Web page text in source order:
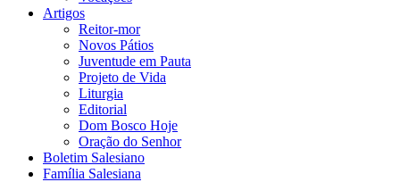
Artigos
Reitor-mor
Novos Pátios
Juventude em Pauta
Projeto de Vida
Liturgia
Editorial
Dom Bosco Hoje
Oração do Senhor
Boletim Salesiano
Família Salesiana